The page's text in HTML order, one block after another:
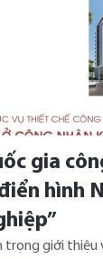
gia
hình
trọng giới